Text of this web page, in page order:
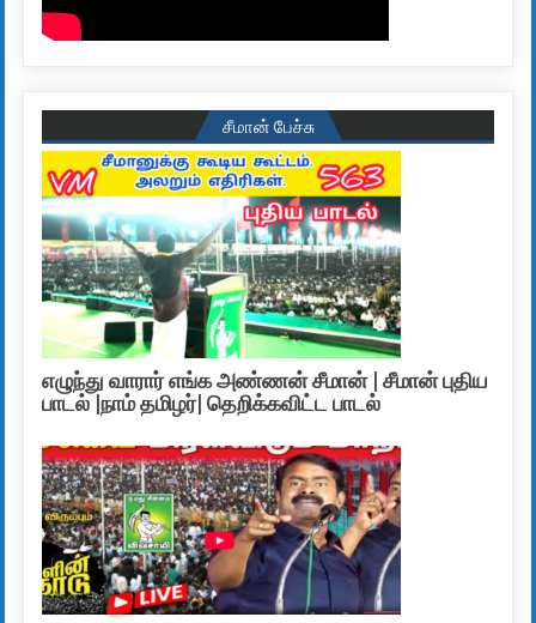
சீமான் பேச்சு
எழுந்து வாரார் எங்க அண்ணன் சீமான் | சீமான் புதிய
பாடல் |நாம் தமிழர்| தெறிக்கவிட்ட பாடல்